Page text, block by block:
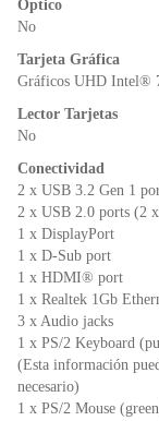
Óptico
No
Tarjeta Gráfica
Gráficos UHD Intel®
Lector Tarjetas
No
Conectividad
2 x USB 3.2 Gen 1
2 x USB 2.0 ports (2
1 x DisplayPort
1 x D-Sub port
1 x HDMI® port
1 x Realtek 1Gb
3 x Audio jacks
1 x PS/2 Keyboard
(Esta información
necesario)
1 x PS/2 Mouse